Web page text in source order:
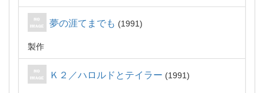
夢の涯てまでも 1991
製作
Ｋ２／ハロルドとテイラー 1991